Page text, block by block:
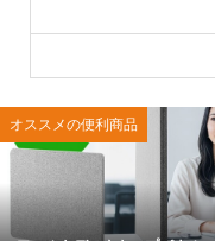
オススメの便利商品